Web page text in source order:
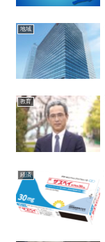
地域
教育
経済